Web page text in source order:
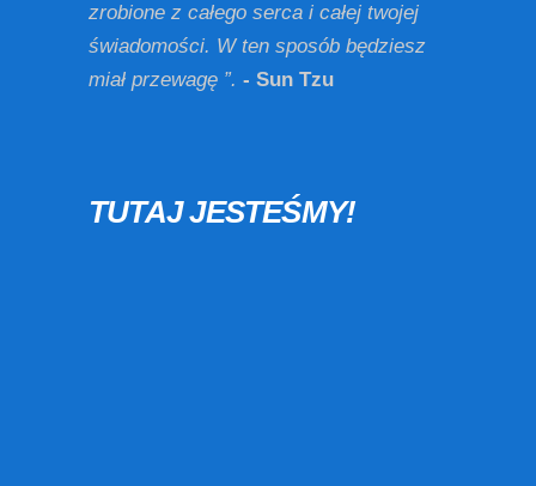
zrobione z całego serca i całej twojej
świadomości. W ten sposób będziesz
miał przewagę ”. - Sun Tzu
TUTAJ JESTEŚMY!